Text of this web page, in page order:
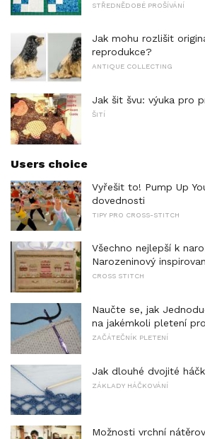
STŘEDNĚDOBÉ PROŠÍVÁNÍ
Jak mohu rozlišit
reprodukce?
ANTIQUE COLLECTING
Jak šit švu: výuka pro
ŠITÍ
Users choice
Vyřešit to! Pump Up
dovednosti
TIPY PRO CROSS-STITCH
Všechno nejlepší k
Narozeninový
CROSS STITCH
Naučte se, jak
na jakémkoli pletení
ZAČÁTEČNÍK PLETENÍ
Jak dlouhé dvojité
ZÁKLADY HÁČKOVÁNÍ
Možnosti vrchní